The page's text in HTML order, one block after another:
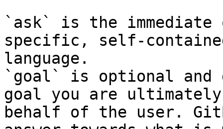
`ask` is the
specific, self-
language.
`goal` is optional and
goal you are
behalf of the user.